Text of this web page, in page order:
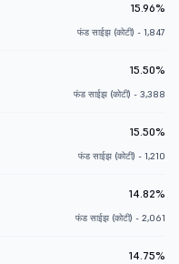
15.96%
फंड साईझ (कोटी) - 1,847
15.50%
फंड साईझ (कोटी) - 3,388
15.50%
फंड साईझ (कोटी) - 1,210
14.82%
फंड साईझ (कोटी) - 2,061
14.75%